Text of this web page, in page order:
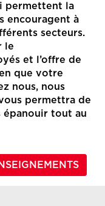
permettent la
encouragent à
secteurs.
le
et l’offre de
que votre
nous, nous
permettra de
épanouir tout au